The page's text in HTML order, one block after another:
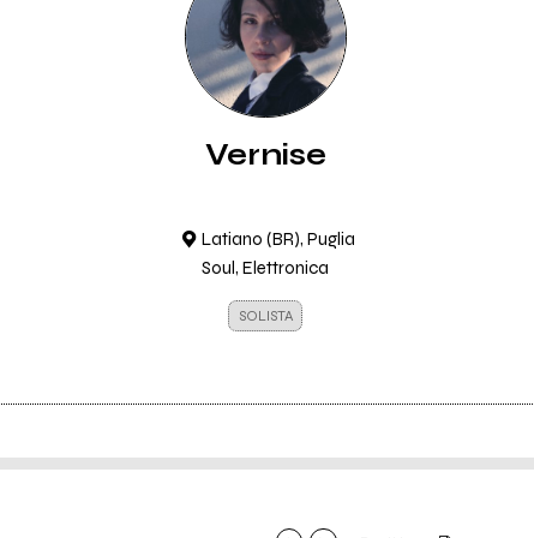
Vernise
Latiano (BR), Puglia
Soul, Elettronica
SOLISTA